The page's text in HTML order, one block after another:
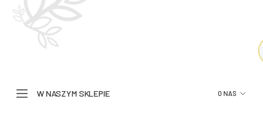
W NASZYM SKLEPIE O NAS